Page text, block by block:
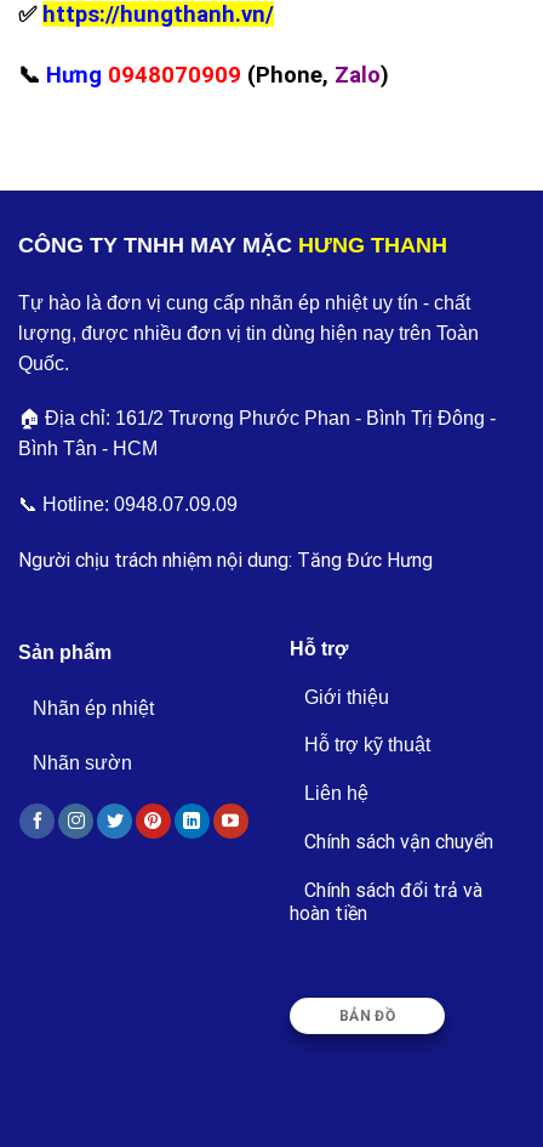
✅ https://hungthanh.vn/
📞 Hưng 0948070909 (Phone, Zalo)
CÔNG TY TNHH MAY MẶC HƯNG THANH
Tự hào là đơn vị cung cấp nhãn ép nhiệt uy tín - chất
lượng, được nhiều đơn vị tin dùng hiện nay trên Toàn
Quốc.
🏠 Địa chỉ: 161/2 Trương Phước Phan - Bình Trị Đông -
Bình Tân - HCM
📞 Hotline: 0948.07.09.09
Người chịu trách nhiệm nội dung: Tăng Đức Hưng
Sản phẩm
Nhãn ép nhiệt
Nhãn sườn
Hỗ trợ
Giới thiệu
Hỗ trợ kỹ thuật
Liên hệ
Chính sách vận chuyển
Chính sách đổi trả và
hoàn tiền
BẢN ĐỒ